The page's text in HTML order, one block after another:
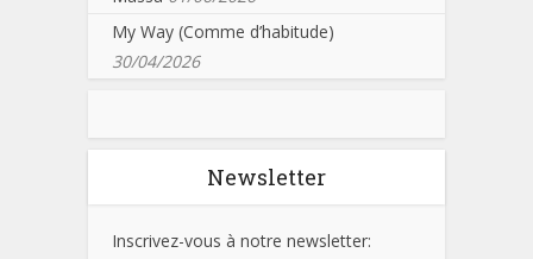
My Way (Comme d’habitude)
30/04/2026
Newsletter
Inscrivez-vous à notre newsletter: